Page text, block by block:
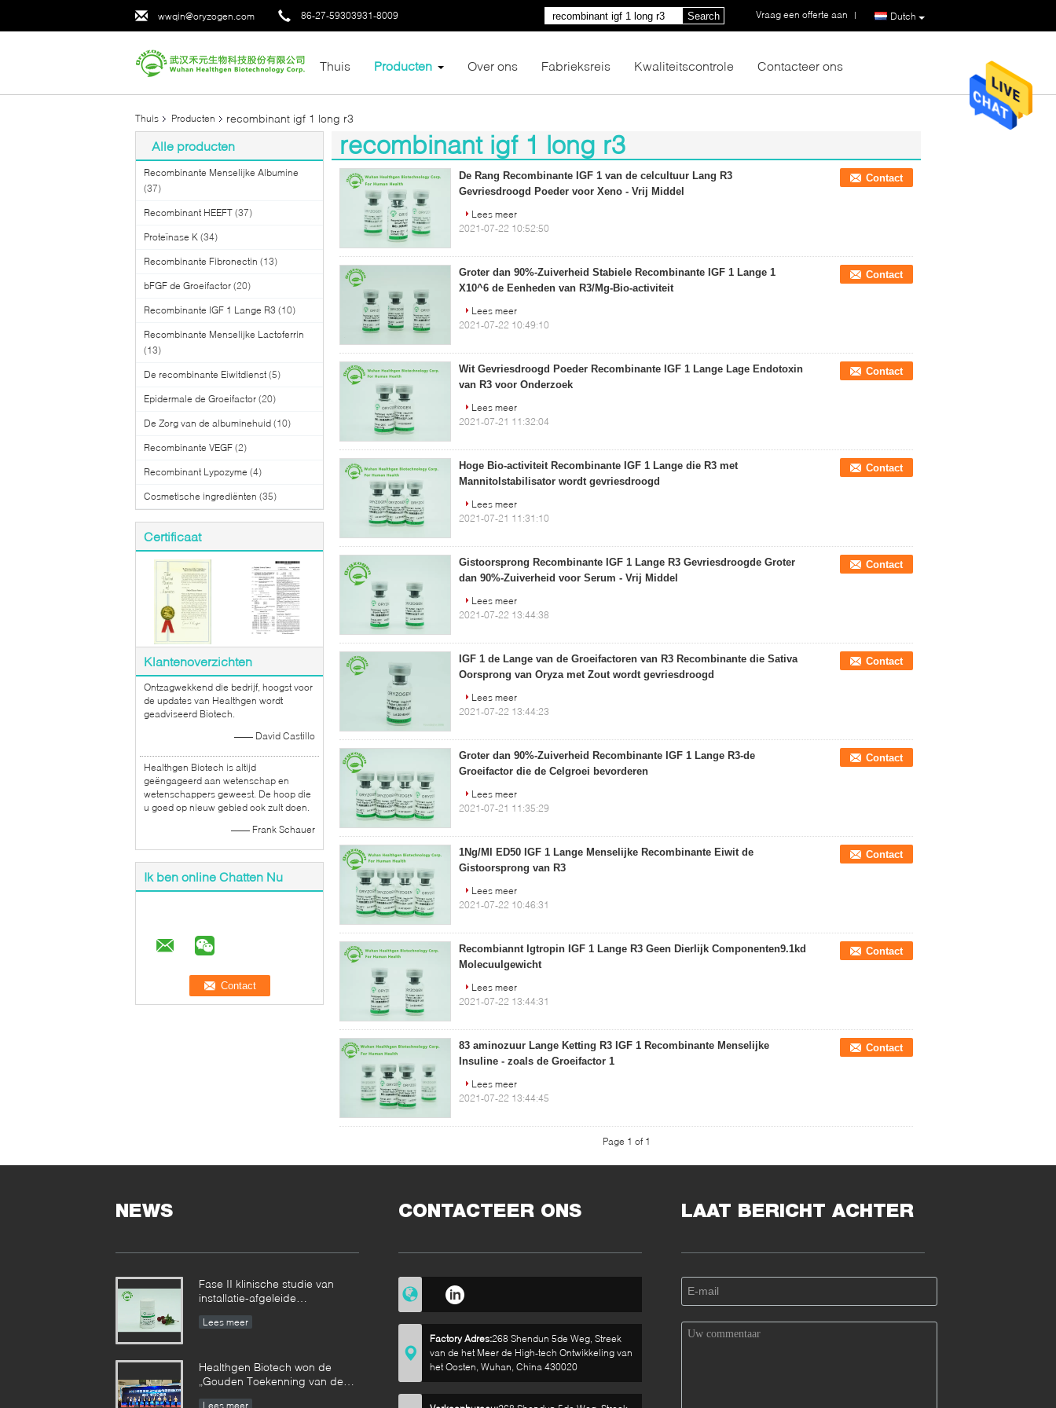
wwqin@oryzogen.com 86-27-59303931-8009 Dutch
Vraag een offerte aan |
Search
Thuis Producten Over ons Fabrieksreis Kwaliteitscontrole Contacteer ons
Thuis Producten recombinant igf 1 long r3
Alle producten
Recombinante Menselijke Albumine
(37)
Recombinant HEEFT (37)
Proteïnase K (34)
Recombinante Fibronectin (13)
bFGF de Groeifactor (20)
Recombinante IGF 1 Lange R3 (10)
Recombinante Menselijke Lactoferrin
(13)
De recombinante Eiwitdienst (5)
Epidermale de Groeifactor (20)
De Zorg van de albuminehuid (10)
Recombinante VEGF (2)
Recombinant Lypozyme (4)
Cosmetische ingrediënten (35)
Certificaat
Klantenoverzichten
Ontzagwekkend die bedrijf, hoogst voor
de updates van Healthgen wordt
geadviseerd Biotech.
—— David Castillo
Healthgen Biotech is altijd
geëngageerd aan wetenschap en
wetenschappers geweest. De hoop die
u goed op nieuw gebied ook zult doen.
—— Frank Schauer
Ik ben online Chatten Nu
recombinant igf 1 long r3
(10)
De Rang Recombinante IGF 1 van de celcultuur Lang R3
Gevriesdroogd Poeder voor Xeno - Vrij Middel
Contact
Lees meer
2021-07-22 10:52:50
Groter dan 90%-Zuiverheid Stabiele Recombinante IGF 1 Lange 1
X10^6 de Eenheden van R3/Mg-Bio-activiteit
Contact
Lees meer
2021-07-22 10:49:10
Wit Gevriesdroogd Poeder Recombinante IGF 1 Lange Lage Endotoxin
van R3 voor Onderzoek
Contact
Lees meer
2021-07-21 11:32:04
Hoge Bio-activiteit Recombinante IGF 1 Lange die R3 met
Mannitolstabilisator wordt gevriesdroogd
Contact
Lees meer
2021-07-21 11:31:10
Gistoorsprong Recombinante IGF 1 Lange R3 Gevriesdroogde Groter
dan 90%-Zuiverheid voor Serum - Vrij Middel
Contact
Lees meer
2021-07-22 13:44:38
IGF 1 de Lange van de Groeifactoren van R3 Recombinante die Sativa
Oorsprong van Oryza met Zout wordt gevriesdroogd
Contact
Lees meer
2021-07-22 13:44:23
Groter dan 90%-Zuiverheid Recombinante IGF 1 Lange R3-de
Groeifactor die de Celgroei bevorderen
Contact
Lees meer
2021-07-21 11:35:29
1Ng/Ml ED50 IGF 1 Lange Menselijke Recombinante Eiwit de
Gistoorsprong van R3
Contact
Lees meer
2021-07-22 10:46:31
Recombiannt Igtropin IGF 1 Lange R3 Geen Dierlijk Componenten9.1kd
Molecuulgewicht
Contact
Lees meer
2021-07-22 13:44:31
83 aminozuur Lange Ketting R3 IGF 1 Recombinante Menselijke
Insuline - zoals de Groeifactor 1
Contact
Lees meer
2021-07-22 13:44:45
Page 1 of 1
NEWS
Fase II klinische studie van
installatie-afgeleide
serumalbumine bereikte
Lees meer
Healthgen Biotech won de
„Gouden Toekenning van de
Lees meer
CONTACTEER ONS
Factory Adres:268 Shendun 5de Weg, Streek
van de het Meer de High-tech Ontwikkeling van
het Oosten, Wuhan, China 430020
LAAT BERICHT ACHTER